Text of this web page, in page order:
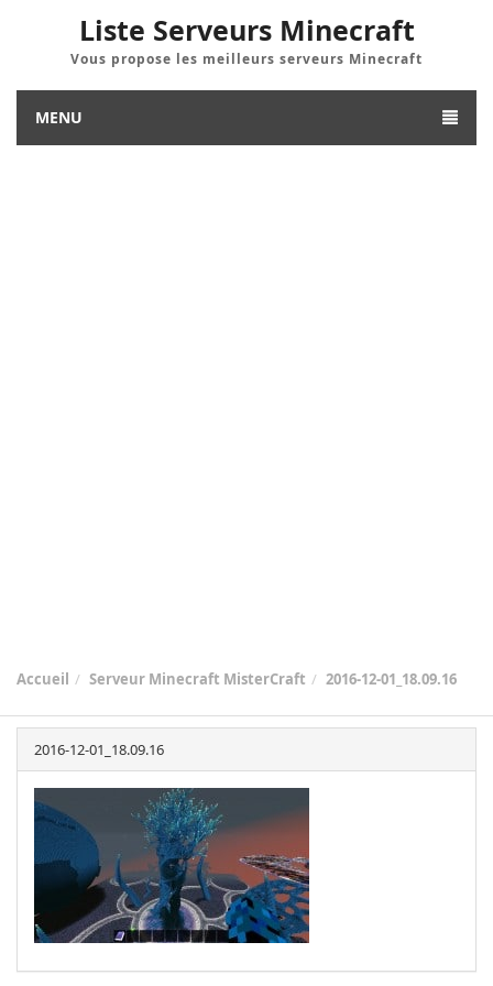
Liste Serveurs Minecraft
Vous propose les meilleurs serveurs Minecraft
MENU
Accueil Serveur Minecraft MisterCraft 2016-12-01_18.09.16
2016-12-01_18.09.16